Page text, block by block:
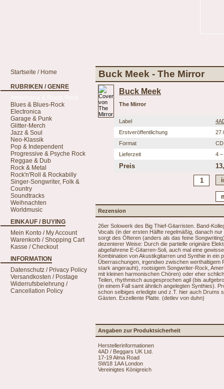
Startseite / Home
RUBRIKEN / GENRE
Blues & Blues-Rock
Electronica
Garage & Punk
Glitter-Merch
Jazz & Soul
Neo-Klassik
Pop & Independent
Progressive & Psyche Rock
Reggae & Dub
Rock & Metal
Rock'n'Roll & Rockabilly
Singer-Songwriter, Folk &
Country
Soundtracks
Weihnachten
Worldmusic
EINKAUF / BUYING
Mein Konto / My Account
Warenkorb / Shopping Cart
Kasse / Checkout
INFORMATION
Datenschutz / Privacy Policy
Versandkosten / Postage
Widerrufsbelehrung /
Cancellation Policy
Buck Meek - The Mirror
Buck Meek
The Mirror
Label
Erstveröffentlichung
Format
CD
Lieferzeit
4 –
Preis
Rezension
26er Solowerk des Big Thief-Gitarristen. Band-
Vocals (in der ersten Hälfte regelmäßig, danach
sorgt des Öfteren (anders als das feine
dezenterer Weise: Durch die partielle originäre
abgefahrene E-Gitarren-Soli, auch mal eine
Kombination von Akustikgitarren und Synthie in
Überraschungen, irgendwo zwischen
stark angerauht), rootsigem Songwriter-Rock,
mit kleinen harmonischen Chören) oder eher
Teilen, rhythmisch ausgesprochen agil (bis
(in einem Fall samt ähnlich angelegten Synthies).
schon selbiges erledigte und z.T. hier auch Drums
Gästen. Exzellente Platte. (detlev von duhn)
Angaben zur Produktsicherheit
Herstellerinformationen
4AD / Beggars UK Ltd.
17-19 Alma Road
SW18 1AA London
Vereinigtes Königreich